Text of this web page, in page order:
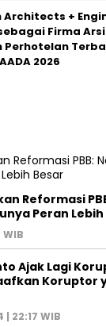
Architects +
Firma
Perhotelan
2026
Reformasi
Peran
WIB
Ajak Lagi
Koruptor
22:17 WIB